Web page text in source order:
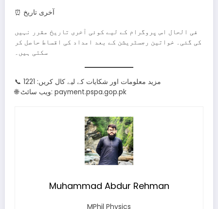
⏰ آخری تاریخ
فی الحال اس پروگرام کے لیے کوئی آخری تاریخ مقرر نہیں
کی گئی۔ خواتین رجسٹریشن کے بعد امداد کی اقساط حاصل کر
سکتی ہیں۔
📞 مزید معلومات اور شکایات کے لیے کال کریں: 1221
🌐 ویب سائٹ: payment.pspa.gop.pk
Muhammad Abdur Rehman
MPhil Physics